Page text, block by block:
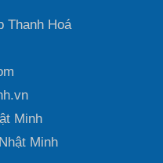
Thanh Hoá
Minh
Minh